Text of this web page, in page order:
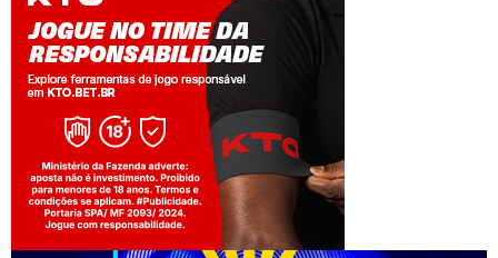
Jogue com responsabilidade. 18+